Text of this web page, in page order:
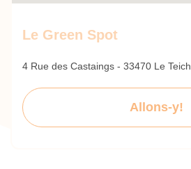
Le Green Spot
4 Rue des Castaings - 33470 Le Teich
Allons-y!